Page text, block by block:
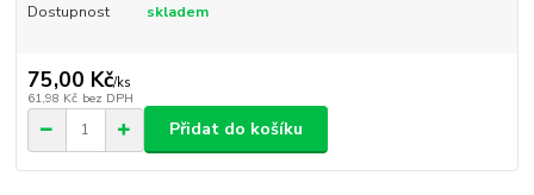
Dostupnost skladem
75,00 Kč/ks
61,98 Kč bez DPH
Přidat do košíku